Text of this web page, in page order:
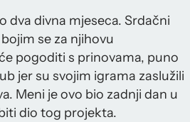
dva divna mjeseca. Srdačni
se za njihovu
pogoditi s prinovama, puno
jer su svojim igrama zaslužili
Meni je ovo bio zadnji dan u
dio tog projekta.